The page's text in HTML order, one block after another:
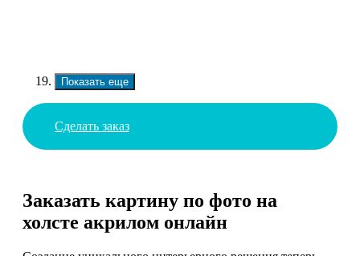
Показать еще
Сделать заказ
Заказать картину по фото на
холсте акрилом онлайн